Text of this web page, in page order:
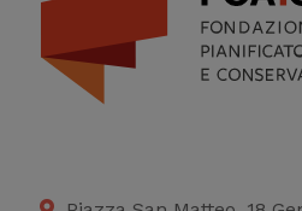
Cookie di